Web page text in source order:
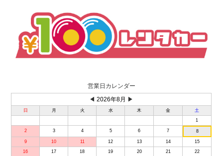
営業日カレンダー
◀ 2026年8月 ▶
日 月 火 水 木 金
土
1
2 3 4 5 6 7 8
9 10 11 12 13 14
15
16
17 18 19 20 21
22